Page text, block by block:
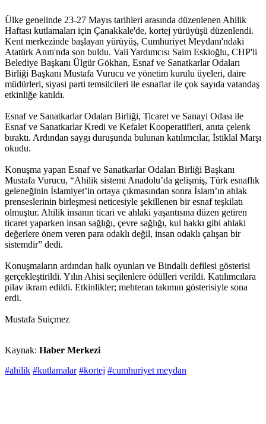
Ülke genelinde 23-27 Mayıs tarihleri arasında düzenlenen Ahilik
Haftası kutlamaları için Çanakkale'de, kortej yürüyüşü düzenlendi.
Kent merkezinde başlayan yürüyüş, Cumhuriyet Meydanı'ndaki
Atatürk Anıtı'nda son buldu. Vali Yardımcısı Saim Eskioğlu, CHP'li
Belediye Başkanı Ülgür Gökhan, Esnaf ve Sanatkarlar Odaları
Birliği Başkanı Mustafa Vurucu ve yönetim kurulu üyeleri, daire
müdürleri, siyasi parti temsilcileri ile esnaflar ile çok sayıda vatandaş
etkinliğe katıldı.
Esnaf ve Sanatkarlar Odaları Birliği, Ticaret ve Sanayi Odası ile
Esnaf ve Sanatkarlar Kredi ve Kefalet Kooperatifleri, anıta çelenk
bıraktı. Ardından saygı duruşunda bulunan katılımcılar, İstiklal Marşı
okudu.
Konuşma yapan Esnaf ve Sanatkarlar Odaları Birliği Başkanı
Mustafa Vurucu, “Ahilik sistemi Anadolu’da gelişmiş, Türk esnaflık
geleneğinin İslamiyet’in ortaya çıkmasından sonra İslam’ın ahlak
prenseslerinin birleşmesi neticesiyle şekillenen bir esnaf teşkilatı
olmuştur. Ahilik insanın ticari ve ahlaki yaşantısına düzen getiren
ticaret yaparken insan sağlığı, çevre sağlığı, kul hakkı gibi ahlaki
değerlere önem veren para odaklı değil, insan odaklı çalışan bir
sistemdir” dedi.
Konuşmaların ardından halk oyunları ve Bindallı defilesi gösterisi
gerçekleştirildi. Yılın Ahisi seçilenlere ödülleri verildi. Katılımcılara
pilav ikram edildi. Etkinlikler; mehteran takımın gösterisiyle sona
erdi.
Mustafa Suiçmez
Kaynak: Haber Merkezi
#ahilik #kutlamalar #kortej #cumhuriyet meydan